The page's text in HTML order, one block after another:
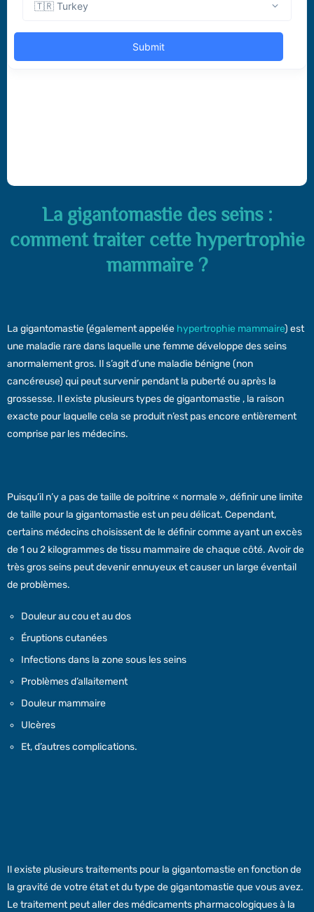
La gigantomastie des seins :
comment traiter cette hypertrophie
mammaire ?
La gigantomastie (également appelée hypertrophie mammaire) est
une maladie rare dans laquelle une femme développe des seins
anormalement gros. Il s’agit d’une maladie bénigne (non
cancéreuse) qui peut survenir pendant la puberté ou après la
grossesse. Il existe plusieurs types de gigantomastie , la raison
exacte pour laquelle cela se produit n’est pas encore entièrement
comprise par les médecins.
Puisqu’il n’y a pas de taille de poitrine « normale », définir une limite
de taille pour la gigantomastie est un peu délicat. Cependant,
certains médecins choisissent de le définir comme ayant un excès
de 1 ou 2 kilogrammes de tissu mammaire de chaque côté. Avoir de
très gros seins peut devenir ennuyeux et causer un large éventail
de problèmes.
Douleur au cou et au dos
Éruptions cutanées
Infections dans la zone sous les seins
Problèmes d’allaitement
Douleur mammaire
Ulcères
Et, d’autres complications.
Il existe plusieurs traitements pour la gigantomastie en fonction de
la gravité de votre état et du type de gigantomastie que vous avez.
Le traitement peut aller des médicaments pharmacologiques à la